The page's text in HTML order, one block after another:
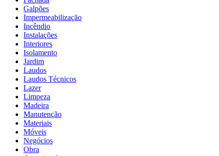
Galpões
Impermeabilização
Incêndio
Instalações
Interiores
Isolamento
Jardim
Laudos
Laudos Técnicos
Lazer
Limpeza
Madeira
Manutenção
Materiais
Móveis
Negócios
Obra